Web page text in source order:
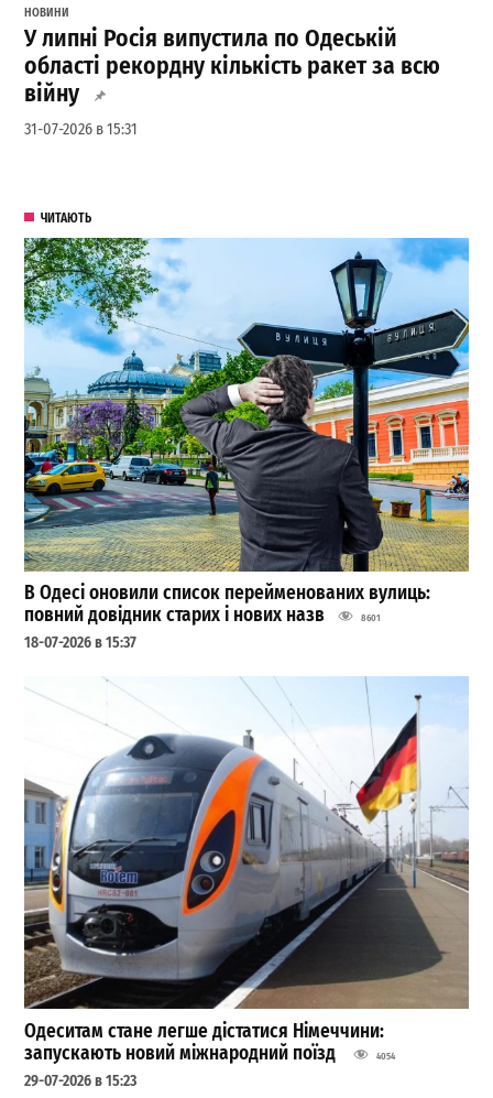
НОВИНИ
У липні Росія випустила по Одеській
області рекордну кількість ракет за всю
війну
31-07-2026 в 15:31
ЧИТАЮТЬ
В Одесі оновили список перейменованих вулиць:
повний довідник старих і нових назв
8601
18-07-2026 в 15:37
Одеситам стане легше дістатися Німеччини:
запускають новий міжнародний поїзд
4054
29-07-2026 в 15:23